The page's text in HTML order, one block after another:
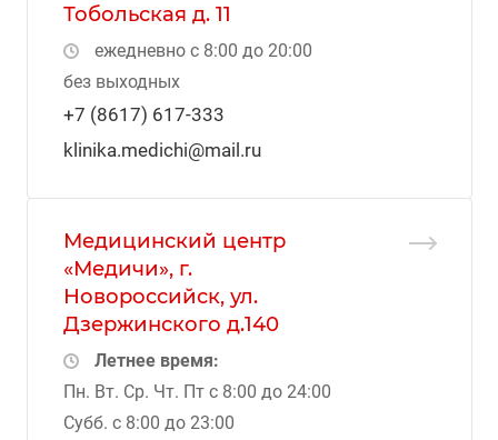
Тобольская д. 11
ежедневно с 8:00 до 20:00
без выходных
+7 (8617) 617-333
klinika.medichi@mail.ru
Медицинский центр
«Медичи», г.
Новороссийск, ул.
Дзержинского д.140
Летнее время:
Пн. Вт. Ср. Чт. Пт с 8:00 до 24:00
Субб. с 8:00 до 23:00